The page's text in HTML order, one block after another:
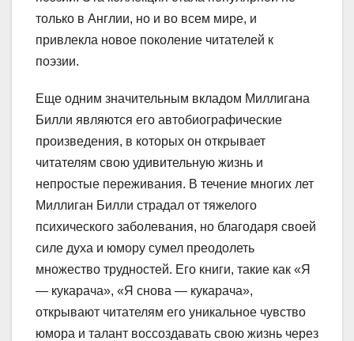
только в Англии, но и во всем мире, и
привлекла новое поколение читателей к
поэзии.
Еще одним значительным вкладом Миллигана
Билли являются его автобиографические
произведения, в которых он открывает
читателям свою удивительную жизнь и
непростые переживания. В течение многих лет
Миллиган Билли страдал от тяжелого
психического заболевания, но благодаря своей
силе духа и юмору сумел преодолеть
множество трудностей. Его книги, такие как «Я
— кукарача», «Я снова — кукарача»,
открывают читателям его уникальное чувство
юмора и талант воссоздавать свою жизнь через